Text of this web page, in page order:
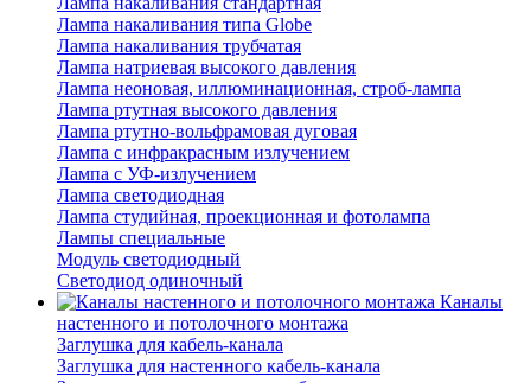
Лампа накаливания типа Globe
Лампа накаливания трубчатая
Лампа натриевая высокого давления
Лампа неоновая, иллюминационная, строб-лампа
Лампа ртутная высокого давления
Лампа ртутно-вольфрамовая дуговая
Лампа с инфракрасным излучением
Лампа с УФ-излучением
Лампа светодиодная
Лампа студийная, проекционная и фотолампа
Лампы специальные
Модуль светодиодный
Светодиод одиночный
Каналы
настенного и потолочного монтажа
Заглушка для кабель-канала
Заглушка для настенного кабель-канала